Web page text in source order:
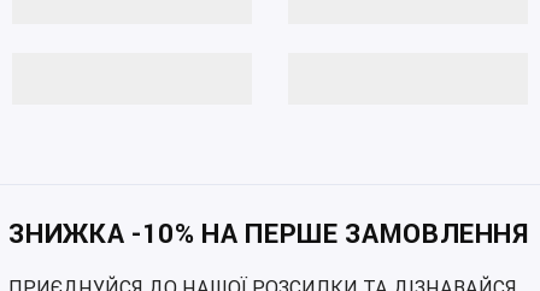
Жіночі шорти великих розмірів кольору блакитний
ЗНИЖКА -10% НА ПЕРШЕ ЗАМОВЛЕННЯ